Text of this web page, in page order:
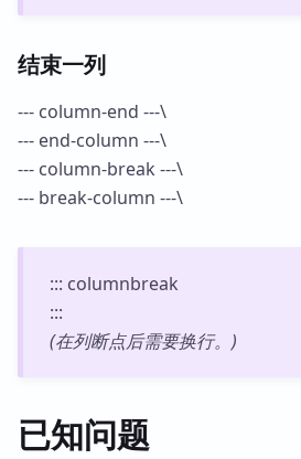
结束一列
--- column-end ---\
--- end-column ---\
--- column-break ---\
--- break-column ---\
::: columnbreak
:::
(在列断点后需要换行。)
已知问题